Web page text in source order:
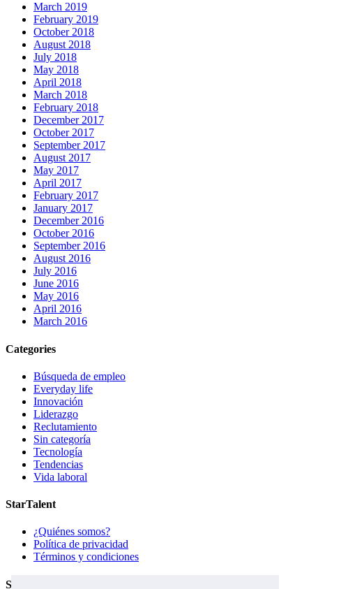
March 2019
February 2019
October 2018
August 2018
July 2018
May 2018
April 2018
March 2018
February 2018
December 2017
October 2017
September 2017
August 2017
May 2017
April 2017
February 2017
January 2017
December 2016
October 2016
September 2016
August 2016
July 2016
June 2016
May 2016
April 2016
March 2016
Categories
Búsqueda de empleo
Everyday life
Innovación
Liderazgo
Reclutamiento
Sin categoría
Tecnología
Tendencias
Vida laboral
StarTalent
¿Quiénes somos?
Política de privacidad
Términos y condiciones
Servicios